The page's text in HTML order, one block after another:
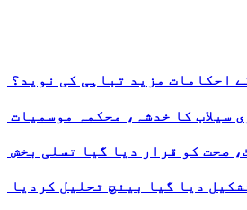
احکامات مزید تباہی کی نوید؟
سیلاب کا خدشہ، محکمہ موسمیات
صحت کو قرار دیا گیا تسلی بخش
دیا گیا بینچ تحلیل کردیا